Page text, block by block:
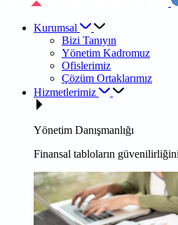
Kurumsal
Bizi Tanıyın
Yönetim Kadromuz
Ofislerimiz
Çözüm Ortaklarımız
Hizmetlerimiz
Yönetim Danışmanlığı
Finansal tabloların